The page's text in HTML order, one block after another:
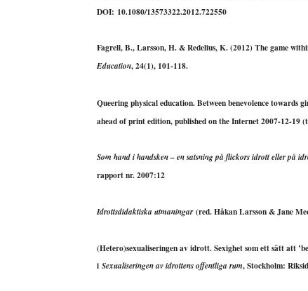
DOI: 10.1080/13573322.2012.722550
Fagrell, B.,Larsson, H.& Redelius, K. (2012) The game
Education, 24(1), 101-118.
Queering physical education. Between benevolence towards
ahead of print edition, published on the Internet 2007-12-
Som hand i handsken – en satsning på flickors idrott eller på
rapport nr. 2007:12
Idrottsdidaktiska utmaningar(red. Håkan Larsson & Jane
(Hetero)sexualiseringen av idrott. Sexighet som ett sätt att
i Sexualiseringen av idrottens offentliga rum, Stockholm: